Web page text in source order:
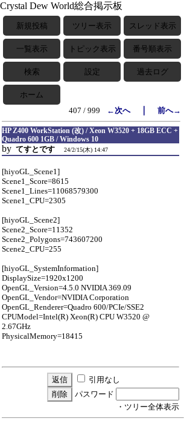
Crystal Dew World総合掲示板
新規投稿 ツリー表示 スレッド表示
一覧表示 トピック表示 番号順表示
検索 設定 過去ログ
ホーム
407 / 999
←次へ｜ 前へ→
HP Z400 WorkStation (改) / Xeon W3520 + 18GB ECC +
Quadro 600 1GB / Windows 10
by てすとです 24/2/15(木) 14:47
[hiyoGL_Scene1]
Scene1_Score=8615
Scene1_Lines=11068579300
Scene1_CPU=2305
[hiyoGL_Scene2]
Scene2_Score=11352
Scene2_Polygons=743607200
Scene2_CPU=255
[hiyoGL_SystemInformation]
DisplaySize=1920x1200
OpenGL_Version=4.5.0 NVIDIA 369.09
OpenGL_Vendor=NVIDIA Corporation
OpenGL_Renderer=Quadro 600/PCIe/SSE2
CPUModel=Intel(R) Xeon(R) CPU W3520 @
2.67GHz
PhysicalMemory=18415
引用なし
パスワード
・ツリー全体表示